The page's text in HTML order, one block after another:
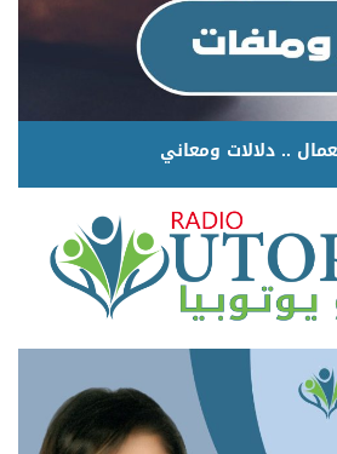
.. دلالات ومعاني